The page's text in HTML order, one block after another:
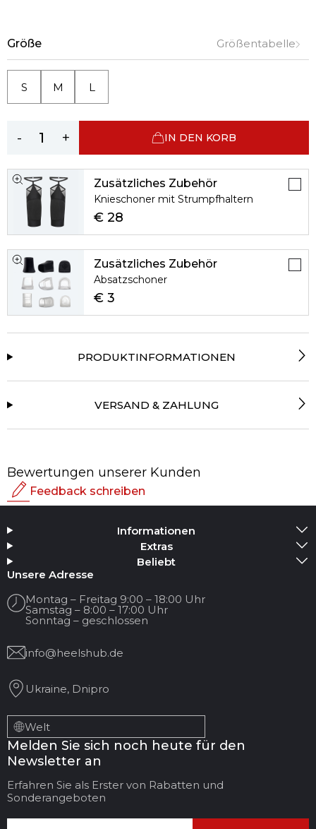
Größe Größentabelle
S M L
- + IN DEN KORB
Zusätzliches Zubehör
Knieschoner mit Strumpfhaltern
€ 28
Zusätzliches Zubehör
Absatzschoner
€ 3
PRODUKTINFORMATIONEN
VERSAND & ZAHLUNG
Bewertungen unserer Kunden
Feedback schreiben
Medium hinzufügen
Ihr Name
Ihre E-Mail
Titel der Bewertung
Ihr Feedback:
Informationen
Extras
Beliebt
Unsere Adresse
Montag – Freitag 9:00 – 18:00 Uhr
Samstag – 8:00 – 17:00 Uhr
Sonntag – geschlossen
info@heelshub.de
Ukraine, Dnipro
Welt
Melden Sie sich noch heute für den
Newsletter an
Erfahren Sie als Erster von Rabatten und
Sonderangeboten